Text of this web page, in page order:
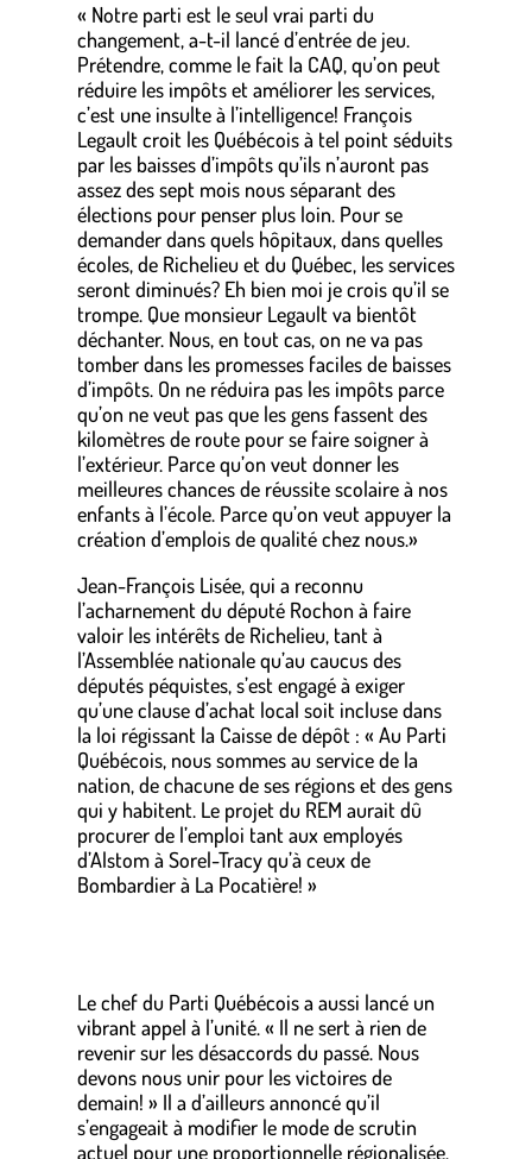
« Notre parti est le seul vrai parti du
changement, a-t-il lancé d’entrée de jeu.
Prétendre, comme le fait la CAQ, qu’on peut
réduire les impôts et améliorer les services,
c’est une insulte à l’intelligence! François
Legault croit les Québécois à tel point séduits
par les baisses d’impôts qu’ils n’auront pas
assez des sept mois nous séparant des
élections pour penser plus loin. Pour se
demander dans quels hôpitaux, dans quelles
écoles, de Richelieu et du Québec, les services
seront diminués? Eh bien moi je crois qu’il se
trompe. Que monsieur Legault va bientôt
déchanter. Nous, en tout cas, on ne va pas
tomber dans les promesses faciles de baisses
d’impôts. On ne réduira pas les impôts parce
qu’on ne veut pas que les gens fassent des
kilomètres de route pour se faire soigner à
l’extérieur. Parce qu’on veut donner les
meilleures chances de réussite scolaire à nos
enfants à l’école. Parce qu’on veut appuyer la
création d’emplois de qualité chez nous.»
Jean-François Lisée, qui a reconnu
l’acharnement du député Rochon à faire
valoir les intérêts de Richelieu, tant à
l’Assemblée nationale qu’au caucus des
députés péquistes, s’est engagé à exiger
qu’une clause d’achat local soit incluse dans
la loi régissant la Caisse de dépôt : « Au Parti
Québécois, nous sommes au service de la
nation, de chacune de ses régions et des gens
qui y habitent. Le projet du REM aurait dû
procurer de l’emploi tant aux employés
d’Alstom à Sorel-Tracy qu’à ceux de
Bombardier à La Pocatière! »
Le chef du Parti Québécois a aussi lancé un
vibrant appel à l’unité. « Il ne sert à rien de
revenir sur les désaccords du passé. Nous
devons nous unir pour les victoires de
demain! » Il a d’ailleurs annoncé qu’il
s’engageait à modifier le mode de scrutin
actuel pour une proportionnelle régionalisée.